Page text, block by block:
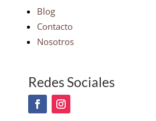
Blog
Contacto
Nosotros
Redes Sociales